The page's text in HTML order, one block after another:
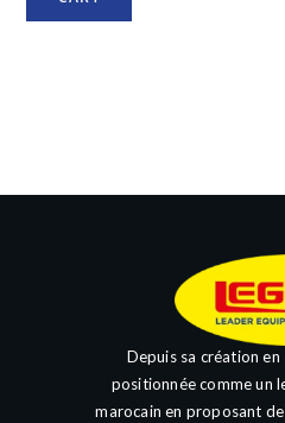
Depuis sa création en
positionnée comme un
marocain en proposant